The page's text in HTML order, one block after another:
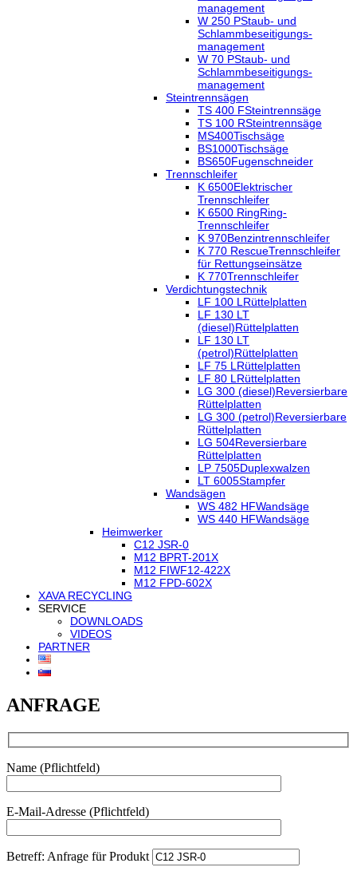
management
W 250 PStaub- und
Schlammbeseitigungs-
management
W 70 PStaub- und
Schlammbeseitigungs-
management
Steintrennsägen
TS 400 FSteintrennsäge
TS 100 RSteintrennsäge
MS400Tischsäge
BS1000Tischsäge
BS650Fugenschneider
Trennschleifer
K 6500Elektrischer
Trennschleifer
K 6500 RingRing-
Trennschleifer
K 970Benzintrennschleifer
K 770 RescueTrennschleifer
für Rettungseinsätze
K 770Trennschleifer
Verdichtungstechnik
LF 100 LRüttelplatten
LF 130 LT
(diesel)Rüttelplatten
LF 130 LT
(petrol)Rüttelplatten
LF 75 LRüttelplatten
LF 80 LRüttelplatten
LG 300 (diesel)Reversierbare
Rüttelplatten
LG 300 (petrol)Reversierbare
Rüttelplatten
LG 504Reversierbare
Rüttelplatten
LP 7505Duplexwalzen
LT 6005Stampfer
Wandsägen
WS 482 HFWandsäge
WS 440 HFWandsäge
Heimwerker
C12 JSR-0
M12 BPRT-201X
M12 FIWF12-422X
M12 FPD-602X
XAVA RECYCLING
SERVICE
DOWNLOADS
VIDEOS
PARTNER
ANFRAGE
Name (Pflichtfeld)
E-Mail-Adresse (Pflichtfeld)
Betreff: Anfrage für Produkt